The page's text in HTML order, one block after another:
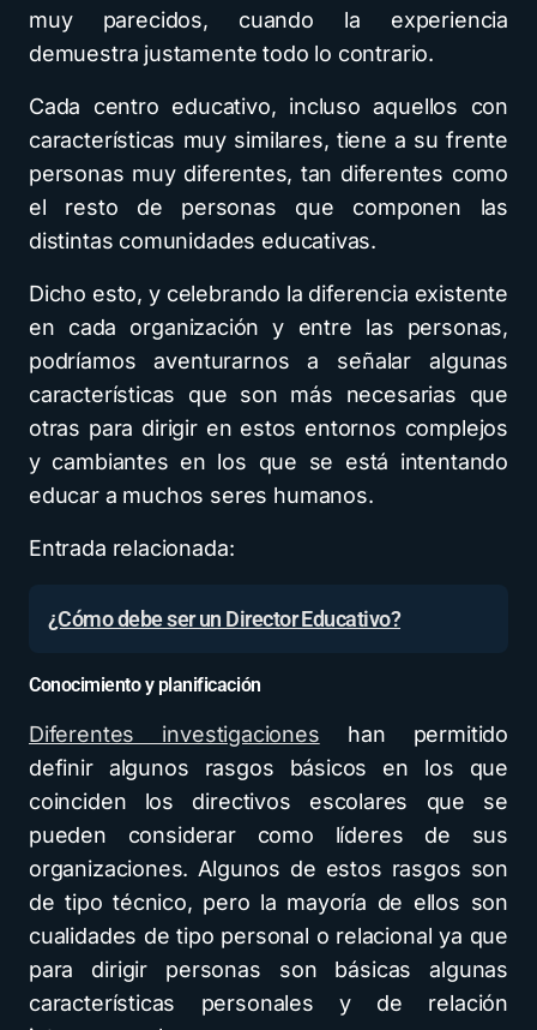
muy parecidos, cuando la experiencia
demuestra justamente todo lo contrario.
Cada centro educativo, incluso aquellos con
características muy similares, tiene a su frente
personas muy diferentes, tan diferentes como
el resto de personas que componen las
distintas comunidades educativas.
Dicho esto, y celebrando la diferencia existente
en cada organización y entre las personas,
podríamos aventurarnos a señalar algunas
características que son más necesarias que
otras para dirigir en estos entornos complejos
y cambiantes en los que se está intentando
educar a muchos seres humanos.
Entrada relacionada:
¿Cómo debe ser un Director Educativo?
Conocimiento y planificación
Diferentes investigaciones han permitido
definir algunos rasgos básicos en los que
coinciden los directivos escolares que se
pueden considerar como líderes de sus
organizaciones. Algunos de estos rasgos son
de tipo técnico, pero la mayoría de ellos son
cualidades de tipo personal o relacional ya que
para dirigir personas son básicas algunas
características personales y de relación